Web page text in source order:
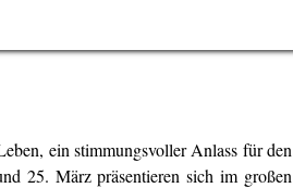
ein stimmungsvoller Anlass für den
25. März präsentieren sich im großen